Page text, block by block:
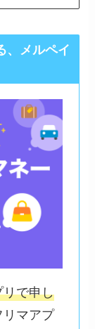
、メルペイ
リで申し
マアプ